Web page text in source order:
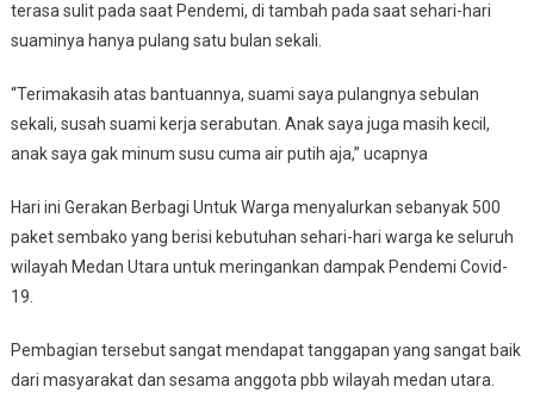
terasa sulit pada saat Pendemi, di tambah pada saat sehari-hari
suaminya hanya pulang satu bulan sekali.
“Terimakasih atas bantuannya, suami saya pulangnya sebulan
sekali, susah suami kerja serabutan. Anak saya juga masih kecil,
anak saya gak minum susu cuma air putih aja,” ucapnya
Hari ini Gerakan Berbagi Untuk Warga menyalurkan sebanyak 500
paket sembako yang berisi kebutuhan sehari-hari warga ke seluruh
wilayah Medan Utara untuk meringankan dampak Pendemi Covid-
19.
Pembagian tersebut sangat mendapat tanggapan yang sangat baik
dari masyarakat dan sesama anggota pbb wilayah medan utara.